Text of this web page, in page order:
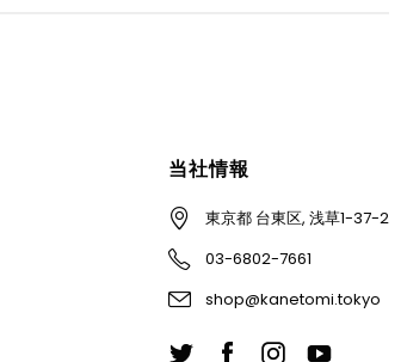
当社情報
東京都 台東区, 浅草1-37-2
03-6802-7661
shop@kanetomi.tokyo